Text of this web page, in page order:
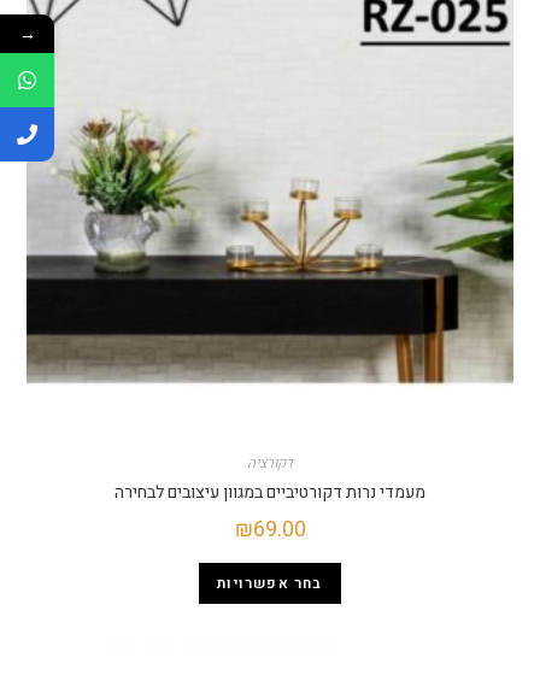
דקורציה
מעמדי נרות דקורטיביים במגוון עיצובים לבחירה
₪69.00
בחר אפשרויות
→